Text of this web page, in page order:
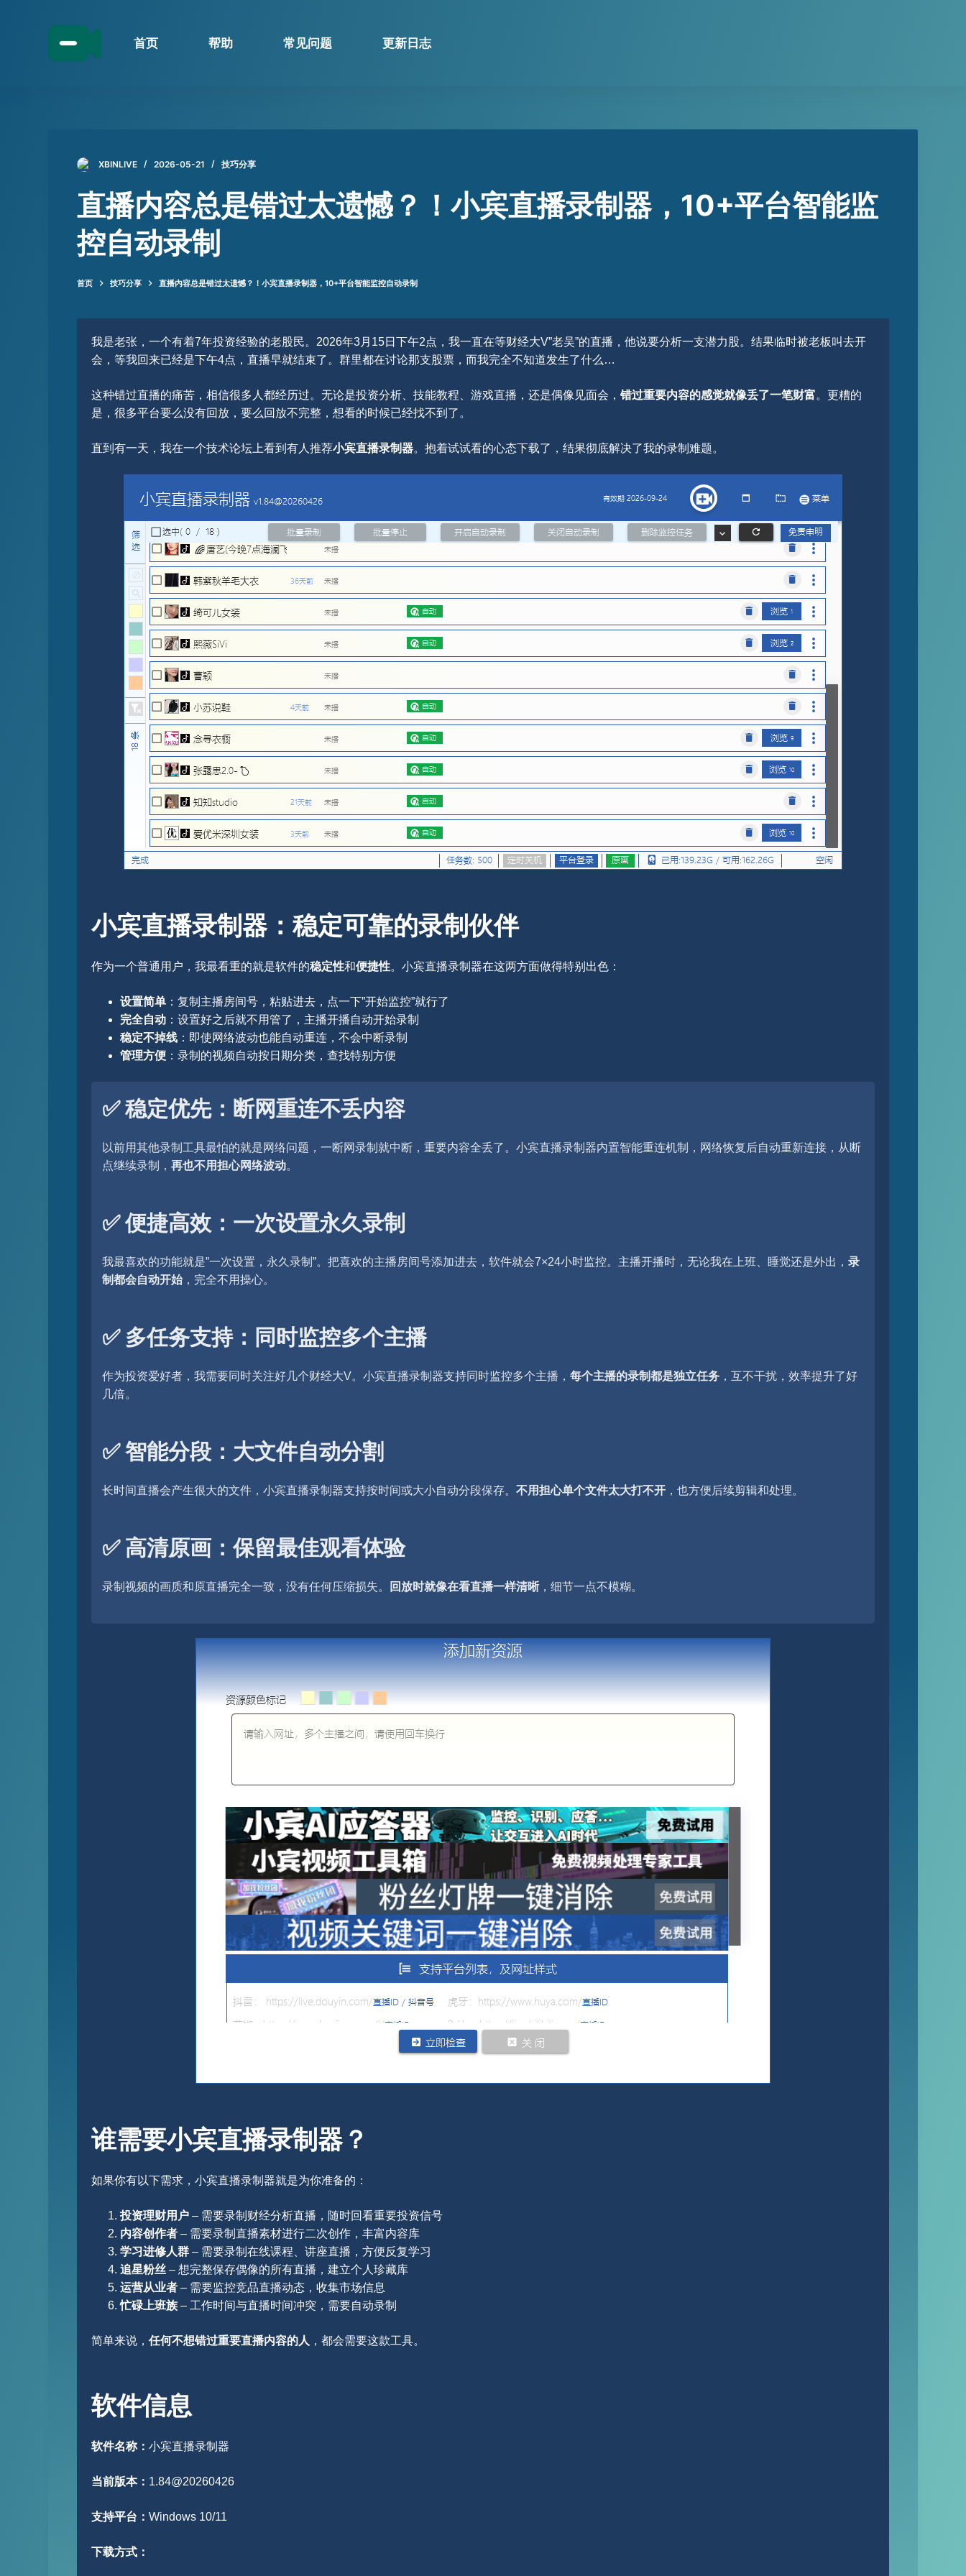
首页 帮助 常见问题 更新日志
XBINLIVE 2026-05-21 技巧分享
直播内容总是错过太遗憾？！小宾直播录制器，10+平台智能监
控自动录制
首页 技巧分享 直播内容总是错过太遗憾？！小宾直播录制器，10+平台智能监控自动录制
我是老张，一个有着7年投资经验的老股民。2026年3月15日下午2点，我一直在等财经大V”老吴”的直播，他说要分析一支潜力股。结果临时被老板叫去开
会，等我回来已经是下午4点，直播早就结束了。群里都在讨论那支股票，而我完全不知道发生了什么…
这种错过直播的痛苦，相信很多人都经历过。无论是投资分析、技能教程、游戏直播，还是偶像见面会，错过重要内容的感觉就像丢了一笔财富。更糟的
是，很多平台要么没有回放，要么回放不完整，想看的时候已经找不到了。
直到有一天，我在一个技术论坛上看到有人推荐小宾直播录制器。抱着试试看的心态下载了，结果彻底解决了我的录制难题。
小宾直播录制器：稳定可靠的录制伙伴
作为一个普通用户，我最看重的就是软件的稳定性和便捷性。小宾直播录制器在这两方面做得特别出色：
设置简单 ：复制主播房间号，粘贴进去，点一下”开始监控”就行了
完全自动 ：设置好之后就不用管了，主播开播自动开始录制
稳定不掉线 ：即使网络波动也能自动重连，不会中断录制
管理方便 ：录制的视频自动按日期分类，查找特别方便
✅ 稳定优先：断网重连不丢内容
以前用其他录制工具最怕的就是网络问题，一断网录制就中断，重要内容全丢了。小宾直播录制器内置智能重连机制，网络恢复后自动重新连接，从断
点继续录制，再也不用担心网络波动。
✅ 便捷高效：一次设置永久录制
我最喜欢的功能就是”一次设置，永久录制”。把喜欢的主播房间号添加进去，软件就会7×24小时监控。主播开播时，无论我在上班、睡觉还是外出，录
制都会自动开始，完全不用操心。
✅ 多任务支持：同时监控多个主播
作为投资爱好者，我需要同时关注好几个财经大V。小宾直播录制器支持同时监控多个主播，每个主播的录制都是独立任务 ，互不干扰，效率提升了好
几倍。
✅ 智能分段：大文件自动分割
长时间直播会产生很大的文件，小宾直播录制器支持按时间或大小自动分段保存。不用担心单个文件太大打不开 ，也方便后续剪辑和处理。
✅ 高清原画：保留最佳观看体验
录制视频的画质和原直播完全一致，没有任何压缩损失。 回放时就像在看直播一样清晰，细节一点不模糊。
谁需要小宾直播录制器？
如果你有以下需求，小宾直播录制器就是为你准备的：
投资理财用户 – 需要录制财经分析直播，随时回看重要投资信号
内容创作者 – 需要录制直播素材进行二次创作，丰富内容库
学习进修人群 – 需要录制在线课程、讲座直播，方便反复学习
追星粉丝 – 想完整保存偶像的所有直播，建立个人珍藏库
运营从业者 – 需要监控竞品直播动态，收集市场信息
忙碌上班族 – 工作时间与直播时间冲突，需要自动录制
简单来说，任何不想错过重要直播内容的人 ，都会需要这款工具。
软件信息
软件名称：小宾直播录制器
当前版本： 1.84@20260426
支持平台：Windows 10/11
下载方式：